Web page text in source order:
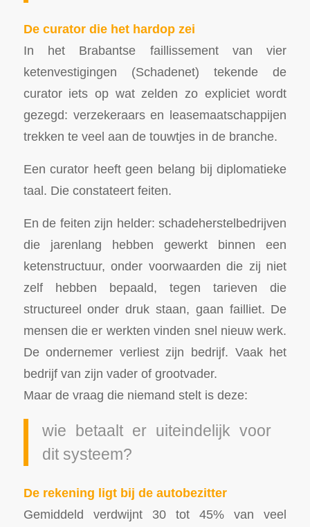
De curator die het hardop zei
In het Brabantse faillissement van vier
ketenvestigingen (Schadenet) tekende de
curator iets op wat zelden zo expliciet wordt
gezegd: verzekeraars en leasemaatschappijen
trekken te veel aan de touwtjes in de branche.
Een curator heeft geen belang bij diplomatieke
taal. Die constateert feiten.
En de feiten zijn helder: schadeherstelbedrijven
die jarenlang hebben gewerkt binnen een
ketenstructuur, onder voorwaarden die zij niet
zelf hebben bepaald, tegen tarieven die
structureel onder druk staan, gaan failliet. De
mensen die er werkten vinden snel nieuw werk.
De ondernemer verliest zijn bedrijf. Vaak het
bedrijf van zijn vader of grootvader.
Maar de vraag die niemand stelt is deze:
wie betaalt er uiteindelijk voor
dit systeem?
De rekening ligt bij de autobezitter
Gemiddeld verdwijnt 30 tot 45% van veel